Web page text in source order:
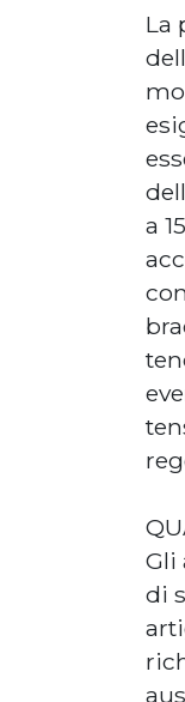
La
a
Gli
di